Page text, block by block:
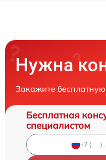
Нужна
Закажите
Бесплатная
специалистом